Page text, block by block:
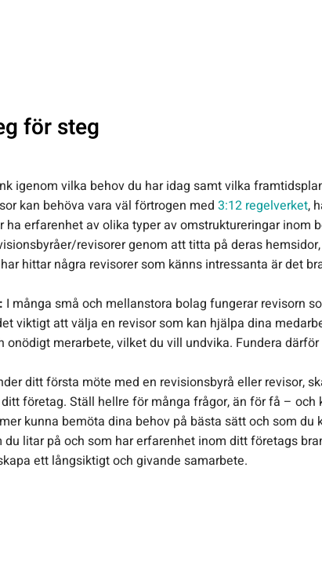
för steg
igenom vilka behov du har idag samt vilka
kan behöva vara väl förtrogen med 3:12 regelverket,
erfarenhet av olika typer av omstruktureringar inom
revisorer genom att titta på deras
hittar några revisorer som känns intressanta är det
I många små och mellanstora bolag fungerar revisorn
viktigt att välja en revisor som kan hjälpa dina
merarbete, vilket du vill undvika. Fundera
ditt första möte med en revisionsbyrå eller revisor,
företag. Ställ hellre för många frågor, än för få –
kunna bemöta dina behov på bästa sätt och som
litar på och som har erfarenhet inom ditt företags
ett långsiktigt och givande samarbete.